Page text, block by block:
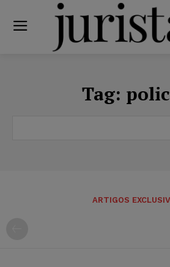
Tag:
ARTIGOS